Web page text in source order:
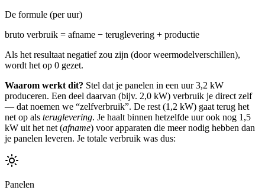
De formule (per uur)
bruto verbruik = afname − teruglevering + productie
Als het resultaat negatief zou zijn (door weermodelverschillen),
wordt het op 0 gezet.
Waarom werkt dit? Stel dat je panelen in een uur 3,2 kW
produceren. Een deel daarvan (bijv. 2,0 kW) verbruik je direct zelf
— dat noemen we “zelfverbruik”. De rest (1,2 kW) gaat terug het
net op als teruglevering. Je haalt binnen hetzelfde uur ook nog 1,5
kW uit het net (afname) voor apparaten die meer nodig hebben dan
je panelen leveren. Je totale verbruik was dus:
Panelen